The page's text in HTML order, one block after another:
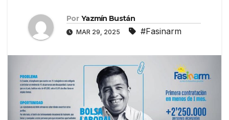
Por Yazmín Bustán
MAR 29, 2025 #Fasinarm